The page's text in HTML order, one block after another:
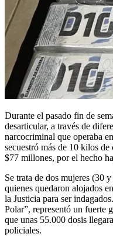
Durante el pasado fin de
desarticular, a través de
narcocriminal que operaba
secuestró más de 10 kilos
$77 millones, por el hecho
Se trata de dos mujeres (30
quienes quedaron alojados
la Justicia para ser
Polar”, representó un fuerte
que unas 55.000 dosis
policiales.